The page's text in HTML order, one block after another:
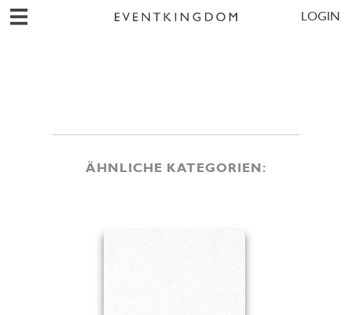
LOGIN
ÄHNLICHE KATEGORIEN: